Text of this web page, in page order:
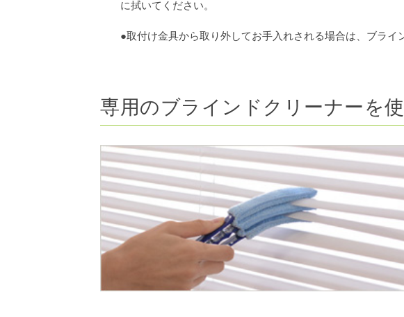
に拭いてください。
●取付け金具から取り外してお手入れされる場合は、ブライ
専用のブラインドクリーナーを